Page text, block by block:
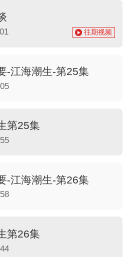
往期视频
-江海潮生-第25集
第25集
-江海潮生-第26集
第26集